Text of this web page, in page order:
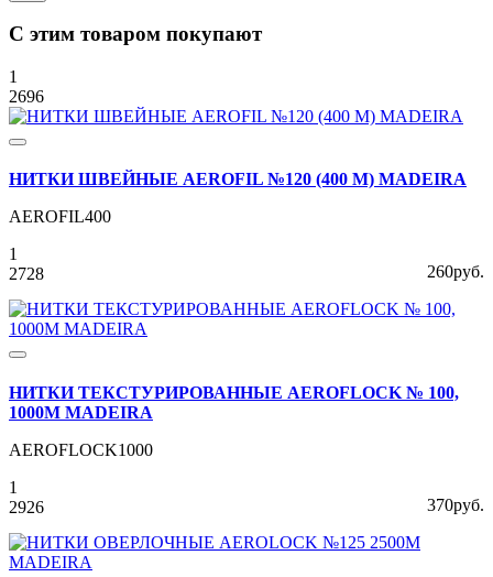
С этим товаром покупают
1
2696
НИТКИ ШВЕЙНЫЕ AEROFIL №120 (400 М) MADEIRA
AEROFIL400
260руб.
1
2728
НИТКИ ТЕКСТУРИРОВАННЫЕ AEROFLOCK № 100,
1000М MADEIRA
AEROFLOCK1000
370руб.
1
2926